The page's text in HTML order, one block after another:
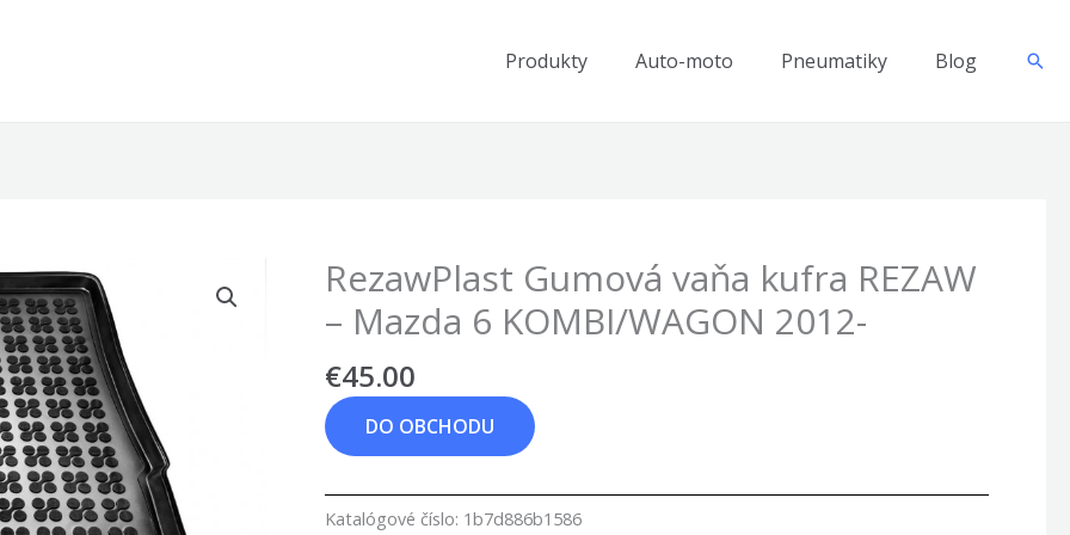
Produkty Auto-moto Pneumatiky Blog
RezawPlast Gumová vaňa kufra REZAW
– Mazda 6 KOMBI/WAGON 2012-
€45.00
DO OBCHODU
Katalógové číslo: 1b7d886b1586